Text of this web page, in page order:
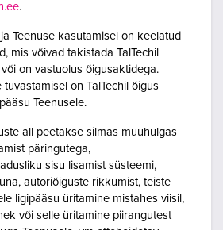
.
Teenuse kasutamisel on keelatud
mis võivad takistada TalTechil
on vastuolus õigusaktidega.
on TalTechil õigus
Teenusele.
all peetakse silmas muuhulgas
päringutega,
sisu lisamist süsteemi,
autoriõiguste rikkumist, teiste
ligipääsu üritamine mistahes viisil,
või selle üritamine piirangutest